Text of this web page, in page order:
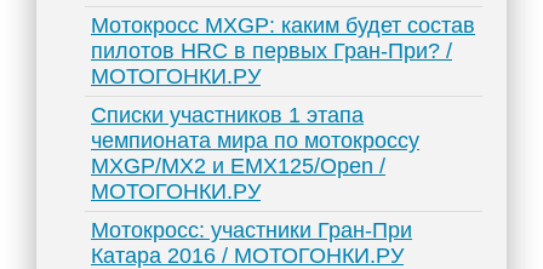
Мотокросс MXGP: каким будет состав
пилотов HRC в первых Гран-При? /
МОТОГОНКИ.РУ
Списки участников 1 этапа
чемпионата мира по мотокроссу
MXGP/MX2 и EMX125/Open /
МОТОГОНКИ.РУ
Мотокросс: участники Гран-При
Катара 2016 / МОТОГОНКИ.РУ